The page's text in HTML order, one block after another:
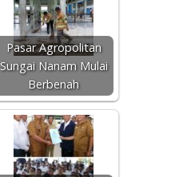
Pasar Agropolitan
Sungai Nanam Mulai
Berbenah